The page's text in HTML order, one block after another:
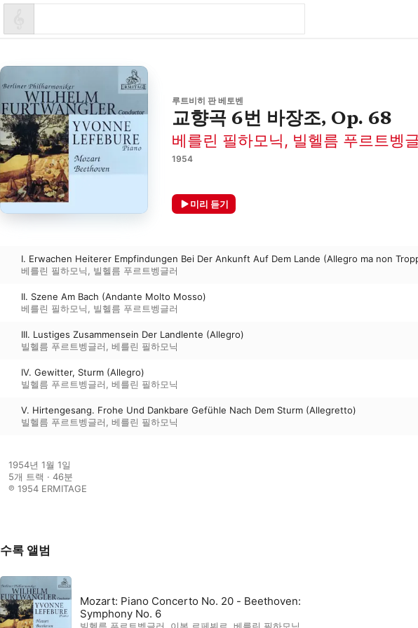
루트비히 판 베토벤
교향곡 6번 바장조, Op. 68
베를린 필하모닉, 빌헬름 푸르트벵
1954
미리 듣기
I. Erwachen Heiterer Empfindungen Bei Der Ankunft Auf Dem Lande (Allegro ma non
베를린 필하모닉 , 빌헬름 푸르트벵글러
II. Szene Am Bach (Andante Molto Mosso)
베를린 필하모닉 , 빌헬름 푸르트벵글러
III. Lustiges Zusammensein Der Landlente (Allegro)
빌헬름 푸르트벵글러 , 베를린 필하모닉
IV. Gewitter, Sturm (Allegro)
빌헬름 푸르트벵글러 , 베를린 필하모닉
V. Hirtengesang. Frohe Und Dankbare Gefühle Nach Dem Sturm (Allegretto)
빌헬름 푸르트벵글러 , 베를린 필하모닉
1954년 1월 1일
5개 트랙 · 46분
℗ 1954 ERMITAGE
수록 앨범
Mozart: Piano Concerto No. 20 - Beethoven:
Symphony No. 6